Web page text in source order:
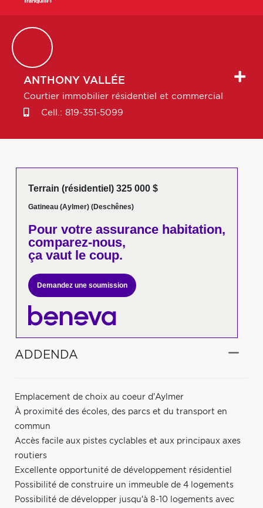
ANTHONY VALLÉE
Courtier immobilier résidentiel et commercial
Cell.: 819-351-5099
Terrain (résidentiel) 325 000 $
Gatineau (Aylmer) (Deschênes)
Pour votreassurance habitation,
comparez-nous,
ça vaut le coup.
Demandez une soumission
ADDENDA
Emplacement de choix au coeur d'Aylmer
À proximité des écoles, des parcs et du transport en
commun
Accès facile aux pistes cyclables et aux principaux axes
routiers
Excellente opportunité de développement résidentiel
Possibilité de construire un immeuble de 4 logements
Possibilité de développer jusqu'à 8-10 logements avec